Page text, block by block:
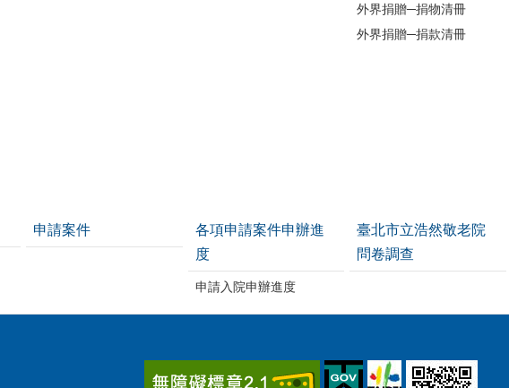
外界捐贈─捐物清冊
外界捐贈─捐款清冊
申請案件
各項申請案件申辦進
度
申請入院申辦進度
臺北市立浩然敬老院
問卷調查